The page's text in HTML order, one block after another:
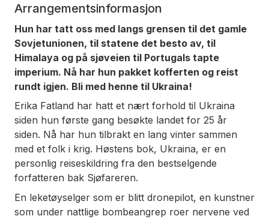
Arrangementsinformasjon
Hun har tatt oss med langs grensen til det gamle
Sovjetunionen, til statene det besto av, til
Himalaya og på sjøveien til Portugals tapte
imperium. Nå har hun pakket kofferten og reist
rundt igjen. Bli med henne til Ukraina!
Erika Fatland har hatt et nært forhold til Ukraina
siden hun første gang besøkte landet for 25 år
siden. Nå har hun tilbrakt en lang vinter sammen
med et folk i krig. Høstens bok, Ukraina, er en
personlig reiseskildring fra den bestselgende
forfatteren bak Sjøfareren.
En leketøyselger som er blitt dronepilot, en kunstner
som under nattlige bombeangrep roer nervene ved